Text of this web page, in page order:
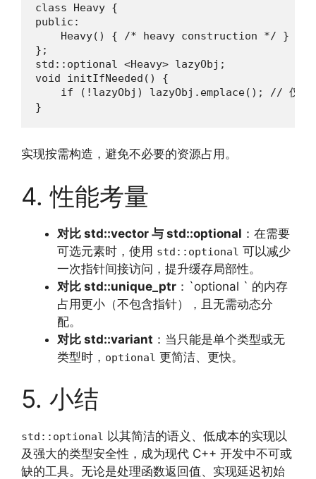
class Heavy {
public:
    Heavy() { /* heavy construction */ }
};
std::optional <Heavy> lazyObj;
void initIfNeeded() {
if (!lazyObj) lazyObj.emplace(); // 仅在首
}
实现按需构造，避免不必要的资源占用。
4. 性能考量
对比 std::vector 与 std::optional ：在需要
可选元素时，使用 std::optional 可以减少
一次指针间接访问，提升缓存局部性。
对比 std::unique_ptr ：`optional ` 的内存
占用更小（不包含指针），且无需动态分
配。
对比 std::variant ：当只能是单个类型或无
类型时， optional 更简洁、更快。
5. 小结
std::optional 以其简洁的语义、低成本的实现以
及强大的类型安全性，成为现代 C++ 开发中不可或
缺的工具。无论是处理函数返回值、实现延迟初始